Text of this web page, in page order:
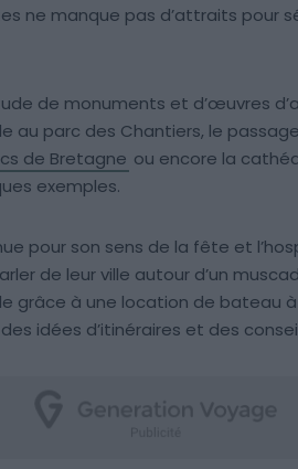
ne manque pas d’attraits pour
de monuments et d’œuvres
au parc des Chantiers, le
de Bretagne ou encore la
exemples.
pour son sens de la fête et
de leur ville autour d’un
grâce à une location de bateau
idées d’itinéraires et des